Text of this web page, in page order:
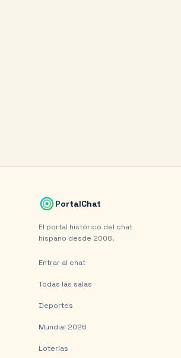
PortalChat
El portal histórico del chat
hispano desde 2008.
Entrar al chat
Todas las salas
Deportes
Mundial 2026
Loterías